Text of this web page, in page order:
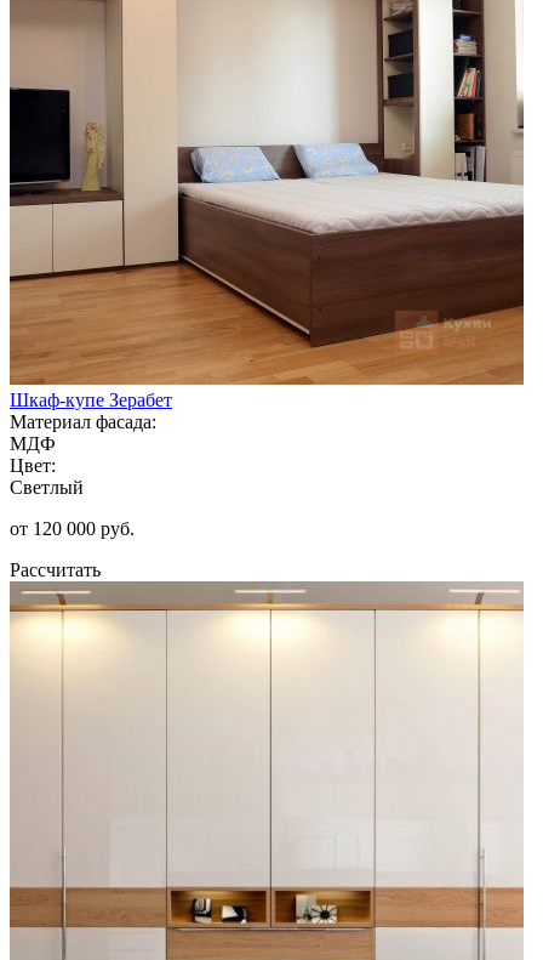
Шкаф-купе Зерабет
Материал фасада:
МДФ
Цвет:
Светлый
от 120 000 руб.
Рассчитать